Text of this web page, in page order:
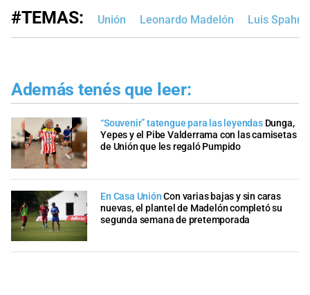
#TEMAS: Unión Leonardo Madelón Luis Spahn
Además tenés que leer:
“Souvenir” tatengue para las leyendas Dunga,
Yepes y el Pibe Valderrama con las camisetas
de Unión que les regaló Pumpido
En Casa Unión Con varias bajas y sin caras
nuevas, el plantel de Madelón completó su
segunda semana de pretemporada